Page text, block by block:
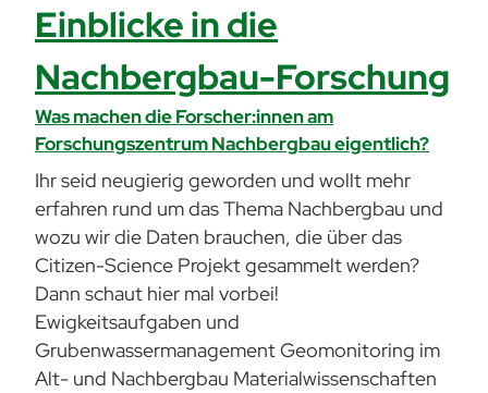
Einblicke in die
Nachbergbau-Forschung
Was machen die Forscher:innen am
Forschungszentrum Nachbergbau eigentlich?
Ihr seid neugierig geworden und wollt mehr
erfahren rund um das Thema Nachbergbau und
wozu wir die Daten brauchen, die über das
Citizen-Science Projekt gesammelt werden?
Dann schaut hier mal vorbei!
Ewigkeitsaufgaben und
Grubenwassermanagement Geomonitoring im
Alt- und Nachbergbau Materialwissenschaften